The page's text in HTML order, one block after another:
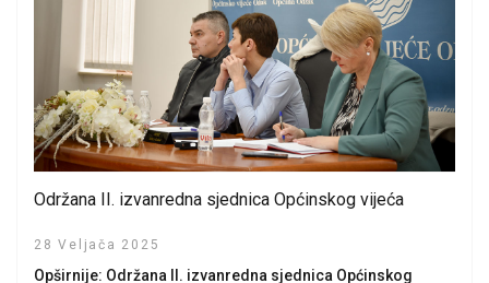
Održana II. izvanredna sjednica Općinskog vijeća
28 Veljača 2025
Opširnije: Održana II. izvanredna sjednica Općinskog